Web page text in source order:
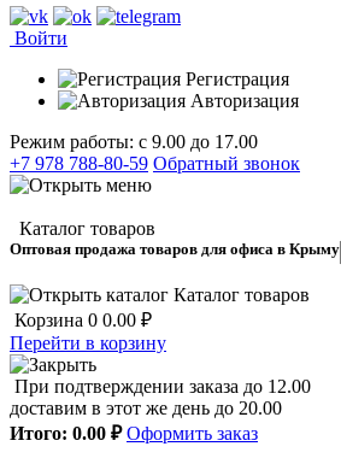
Войти
Регистрация
Авторизация
Режим работы: с 9.00 до 17.00
+7 978 788-80-59 Обратный звонок
Каталог товаров
Оптовая продажа товаров для офиса в Крыму
Каталог товаров
Корзина 0 0.00 ₽
Перейти в корзину
При подтверждении заказа до 12.00
доставим в этот же день до 20.00
Итого: 0.00 ₽ Оформить заказ